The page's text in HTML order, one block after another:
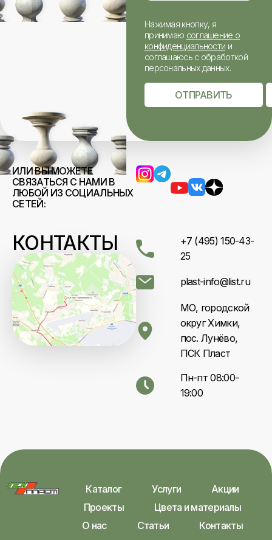
Нажимая кнопку, я
принимаю соглашение о
конфиденциальности и
соглашаюсь с обработкой
персональных данных.
ОТПРАВИТЬ
ИЛИ ВЫ МОЖЕТЕ
СВЯЗАТЬСЯ С НАМИ В
ЛЮБОЙ ИЗ СОЦИАЛЬНЫХ
СЕТЕЙ:
КОНТАКТЫ
+7 (495) 150-43-
25
plast-info@list.ru
МО, городской
округ Химки,
пос. Лунёво,
ПСК Пласт
Пн-пт 08:00-
19:00
Каталог Услуги
Акции
Проекты
Цвета и материалы
О нас
Статьи Контакты